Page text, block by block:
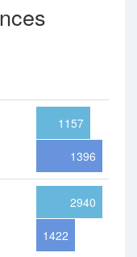
1157
1396
2940
1422